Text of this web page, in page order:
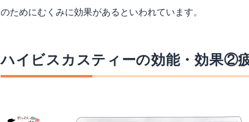
のためにむくみに効果があるといわれています。
ハイビスカスティーの効能・効果②